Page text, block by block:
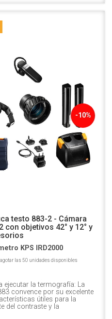
-10%
testo 883-2 - Cámara
objetivos 42° y 12° y
KPS IRD2000
las 50 unidades disponibles
ejecutar la termografía: La
convence por su excelente
útiles para la
del contraste y la